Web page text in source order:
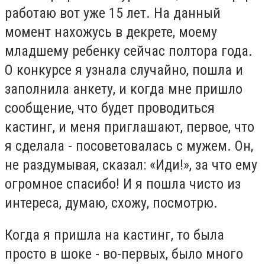
работаю вот уже 15 лет. На данный
момент нахожусь в декрете, моему
младшему ребенку сейчас полтора года.
О конкурсе я узнала случайно, пошла и
заполнила анкету, и когда мне пришло
сообщение, что будет проводиться
кастинг, и меня приглашают, первое, что
я сделала - посоветовалась с мужем. Он,
не раздумывая, сказал: «Иди!», за что ему
огромное спасибо! И я пошла чисто из
интереса, думаю, схожу, посмотрю.
Когда я пришла на кастинг, то была
просто в шоке - во-первых, было много